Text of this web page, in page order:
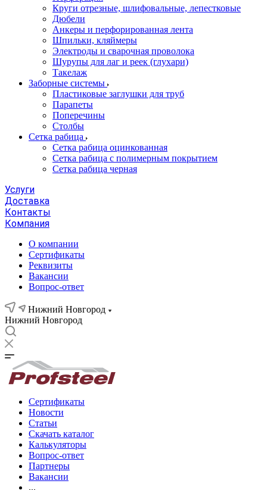
Круги отрезные, шлифовальные, лепестковые
Дюбели
Анкеры и перфорированная лента
Шпильки, кляймеры
Электроды и сварочная проволока
Шурупы для лаг и реек (глухари)
Такелаж
Заборные системы
Пластиковые заглушки для труб
Парапеты
Поперечины
Столбы
Сетка рабица
Сетка рабица оцинкованная
Сетка рабица с полимерным покрытием
Сетка рабица черная
Услуги
Доставка
Контакты
Компания
О компании
Сертификаты
Реквизиты
Вакансии
Вопрос-ответ
Нижний Новгород
Нижний Новгород
Сертификаты
Новости
Статьи
Скачать каталог
Калькуляторы
Вопрос-ответ
Партнеры
Вакансии
...